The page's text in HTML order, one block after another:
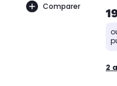
Comparer
2